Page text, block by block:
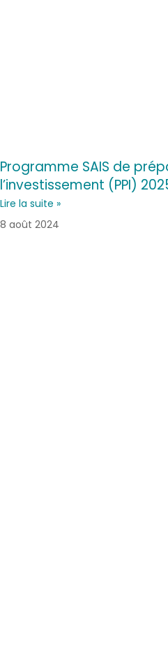
Programme SAIS de
l’investissement (PPI)
Lire la suite »
8 août 2024